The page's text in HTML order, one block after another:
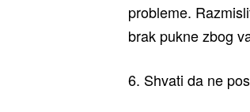
probleme.
brak pukne zbog
6. Shvati da ne